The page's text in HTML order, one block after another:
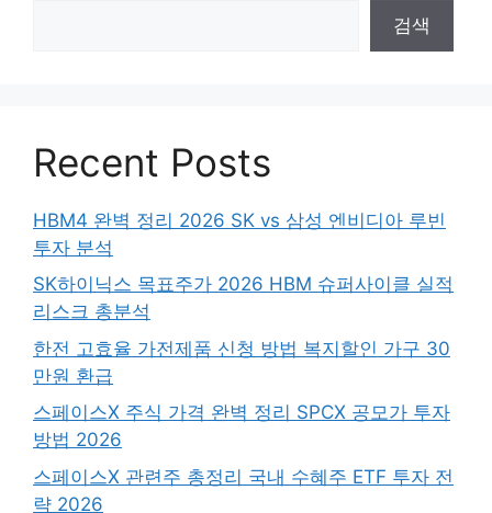
검색
Recent Posts
HBM4 완벽 정리 2026 SK vs 삼성 엔비디아 루빈
투자 분석
SK하이닉스 목표주가 2026 HBM 슈퍼사이클 실적
리스크 총분석
한전 고효율 가전제품 신청 방법 복지할인 가구 30
만원 환급
스페이스X 주식 가격 완벽 정리 SPCX 공모가 투자
방법 2026
스페이스X 관련주 총정리 국내 수혜주 ETF 투자 전
략 2026